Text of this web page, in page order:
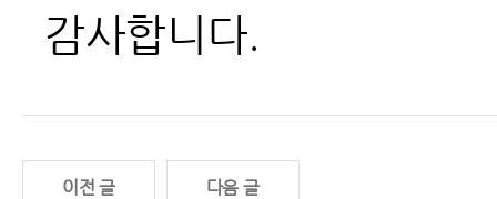
감사합니다.
이전 글 다음 글